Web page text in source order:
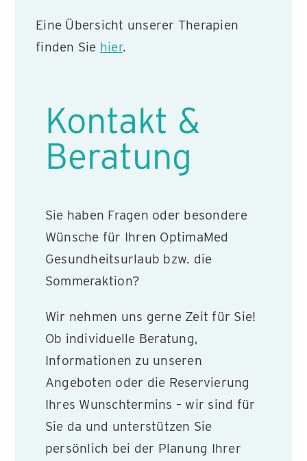
Eine Übersicht unserer Therapien
finden Sie hier.
Kontakt &
Beratung
Sie haben Fragen oder besondere
Wünsche für Ihren OptimaMed
Gesundheitsurlaub bzw. die
Sommeraktion?
Wir nehmen uns gerne Zeit für Sie!
Ob individuelle Beratung,
Informationen zu unseren
Angeboten oder die Reservierung
Ihres Wunschtermins – wir sind für
Sie da und unterstützen Sie
persönlich bei der Planung Ihrer